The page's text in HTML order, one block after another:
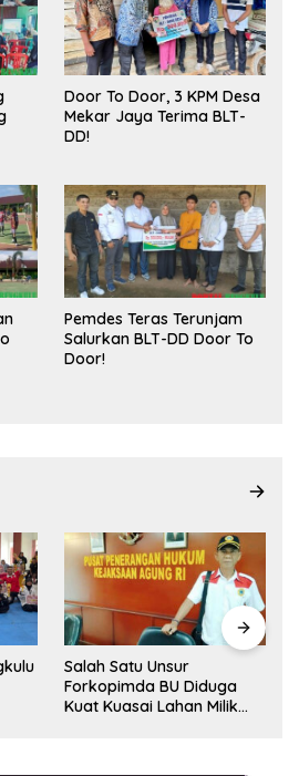
Door To Door, 3 KPM Desa
Mekar Jaya Terima BLT-
DD!
Pemdes Teras Terunjam
Salurkan BLT-DD Door To
Door!
Salah Satu Unsur
Forkopimda BU Diduga
Kuat Kuasai Lahan Milik